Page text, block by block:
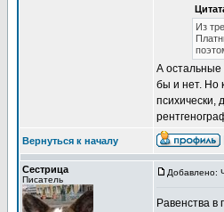
Из
А остальные
бы и нет. Но
психически,
Вернуться к началу
Сестрица
Писатель
Добавлено:
Равенства в